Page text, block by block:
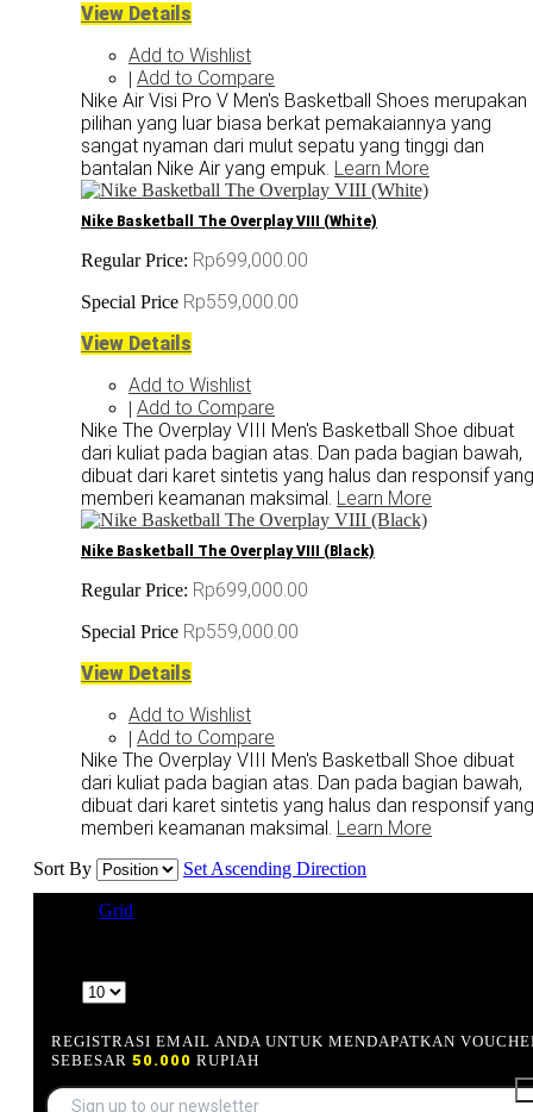
View Details
Add to Wishlist
| Add to Compare
Nike Air Visi Pro V Men's Basketball Shoes merupakan
pilihan yang luar biasa berkat pemakaiannya yang
sangat nyaman dari mulut sepatu yang tinggi dan
bantalan Nike Air yang empuk. Learn More
Nike Basketball The Overplay VIII (White)
Regular Price: Rp699,000.00
Special Price Rp559,000.00
View Details
Add to Wishlist
| Add to Compare
Nike The Overplay VIII Men's Basketball Shoe dibuat
dari kuliat pada bagian atas. Dan pada bagian bawah,
dibuat dari karet sintetis yang halus dan responsif yang
memberi keamanan maksimal. Learn More
Nike Basketball The Overplay VIII (Black)
Regular Price: Rp699,000.00
Special Price Rp559,000.00
View Details
Add to Wishlist
| Add to Compare
Nike The Overplay VIII Men's Basketball Shoe dibuat
dari kuliat pada bagian atas. Dan pada bagian bawah,
dibuat dari karet sintetis yang halus dan responsif yang
memberi keamanan maksimal. Learn More
Sort By Set Ascending Direction
Grid
REGISTRASI EMAIL ANDA UNTUK MENDAPATKAN
SEBESAR 50.000 RUPIAH